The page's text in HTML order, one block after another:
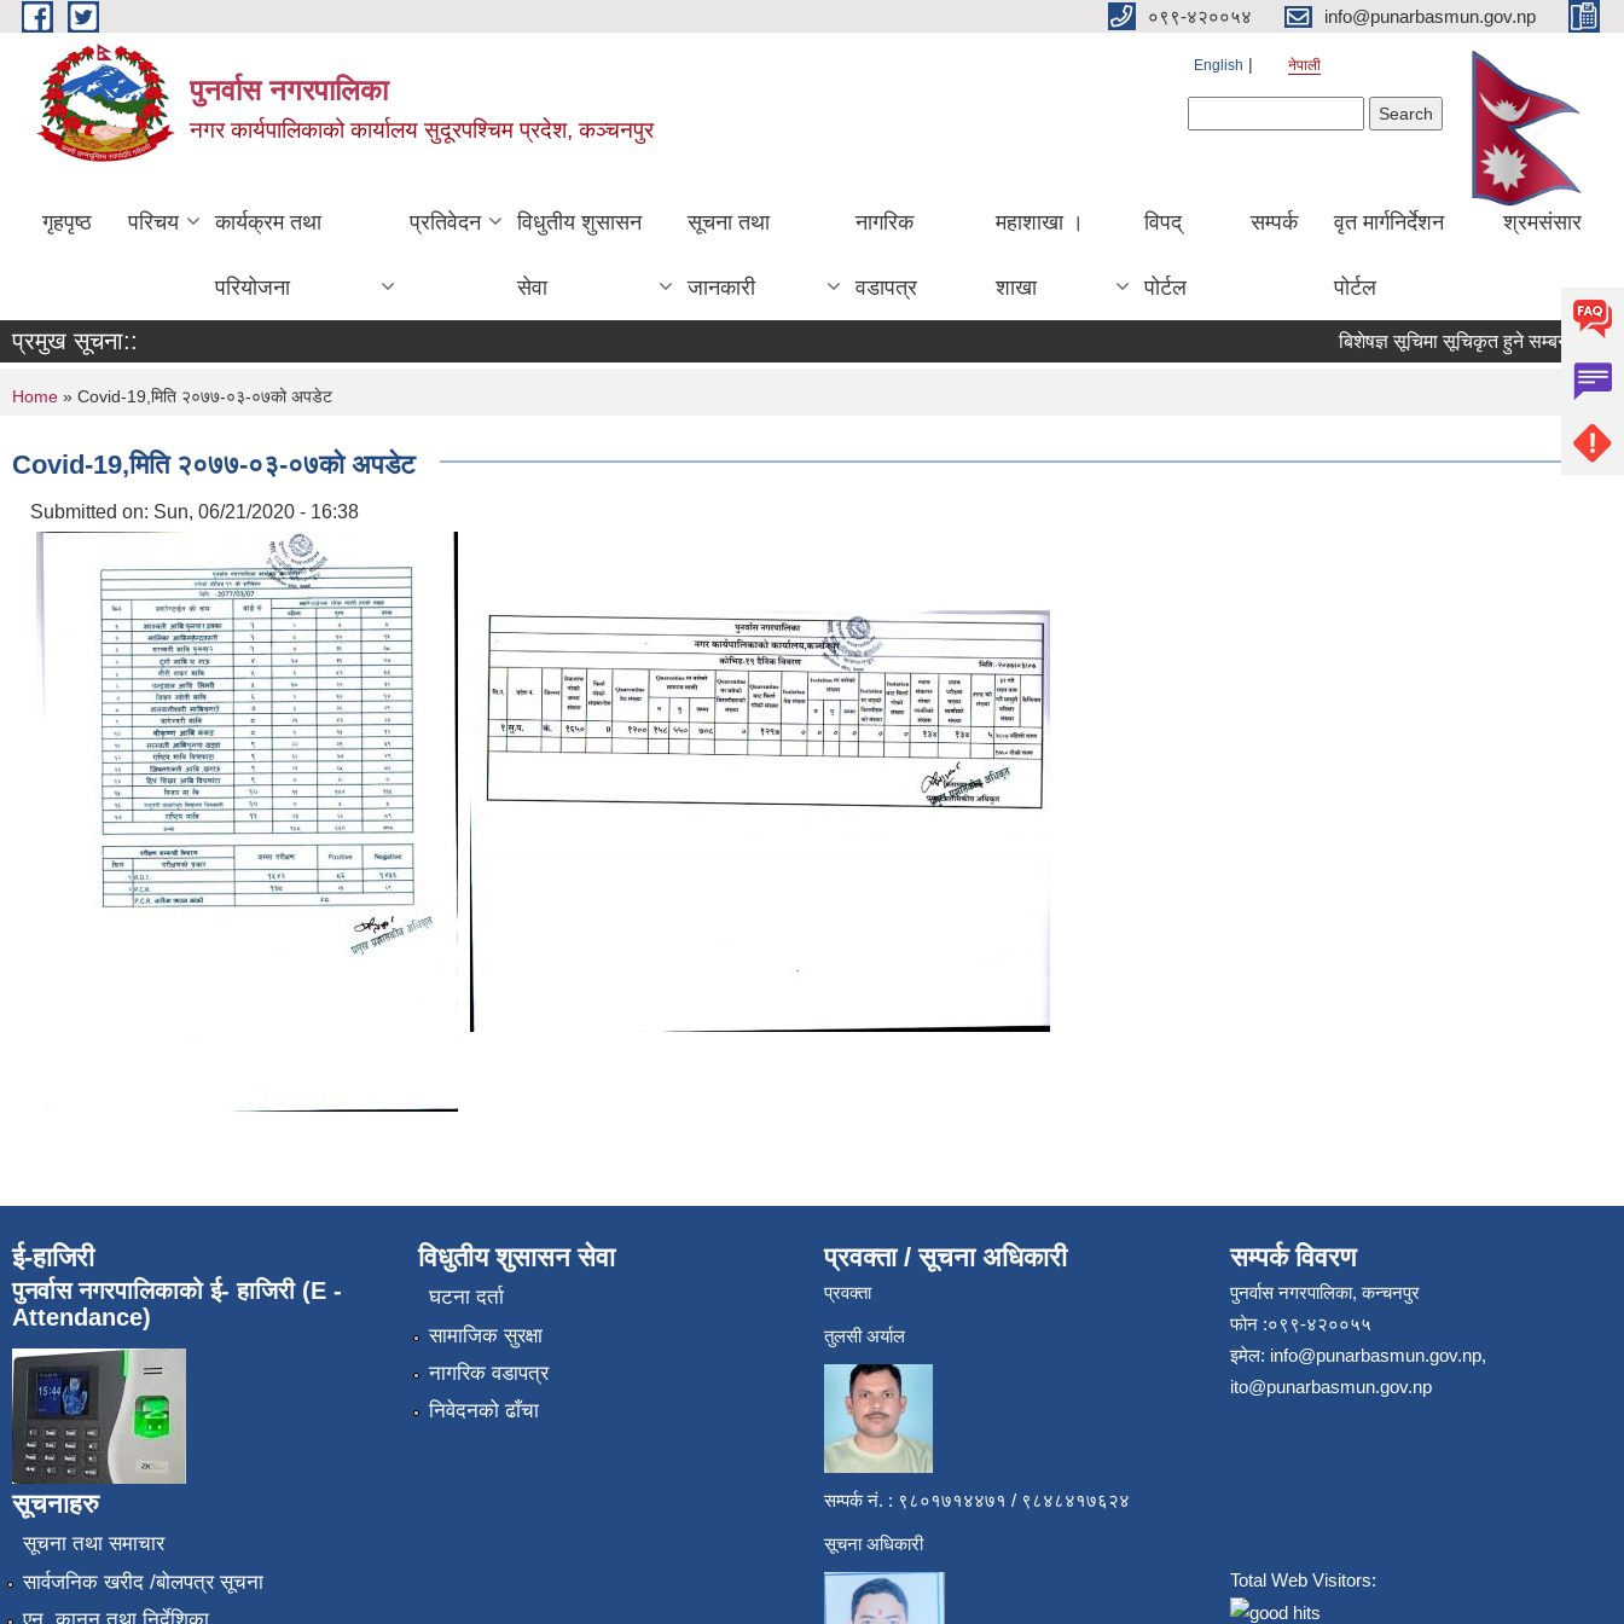
Skip to main content ०९९-४२००५४ info@punarbasmun.gov.np
पुनर्वास नगरपालिका
नगर कार्यपालिकाको कार्यालय सुदूरपश्चिम प्रदेश, कञ्चनपुर
English नेपाली
गृहपृष्ठ परिचय कार्यक्रम तथा
परियोजना
प्रतिवेदन विधुतीय शुसासन
सेवा
सूचना तथा
जानकारी
नागरिक
वडापत्र
महाशाखा ।
शाखा
विपद्
पोर्टल
सम्पर्क वृत मार्गनिर्देशन
पोर्टल
श्रमसंसार
प्रमुख सूचना:: बिशेषज्ञ सूचिमा सूचिकृत हुने सम्बन्धमा ।
You are here
Home » Covid-19,मिति २०७७-०३-०७को अपडेट
Covid-19,मिति २०७७-०३-०७को अपडेट
Submitted on: Sun, 06/21/2020 - 16:38
ई-हाजिरी
पुनर्वास नगरपालिकाको ई- हाजिरी (E -
Attendance)
सूचनाहरु
सूचना तथा समाचार
सार्वजनिक खरीद /बोलपत्र सूचना
विधुतीय शुसासन सेवा
घटना दर्ता
सामाजिक सुरक्षा
नागरिक वडापत्र
निवेदनको ढाँचा
प्रवक्ता / सूचना अधिकारी
प्रवक्ता
तुलसी अर्याल
सम्पर्क नं. : ९८०१७१४४७१ / ९८४८४१७६२४
सूचना अधिकारी
सम्पर्क विवरण
पुनर्वास नगरपालिका, कन्चनपुर
फोन :०९९-४२००५५
इमेल: info@punarbasmun.gov.np,
ito@punarbasmun.gov.np
Total Web Visitors: